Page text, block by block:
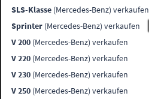
SLS-Klasse (Mercedes-Benz) verkaufen
Sprinter (Mercedes-Benz) verkaufen
V 200 (Mercedes-Benz) verkaufen
V 220 (Mercedes-Benz) verkaufen
V 230 (Mercedes-Benz) verkaufen
V 250 (Mercedes-Benz) verkaufen